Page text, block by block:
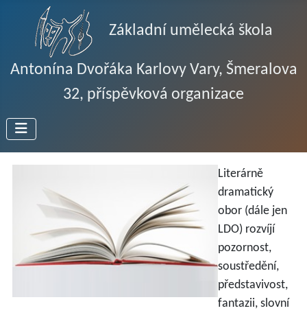
Základní umělecká škola
Antonína Dvořáka Karlovy Vary, Šmeralova
32, příspěvková organizace
Literárně
dramatický
obor (dále jen
LDO) rozvíjí
pozornost,
soustředění,
představivost,
fantazii, slovní